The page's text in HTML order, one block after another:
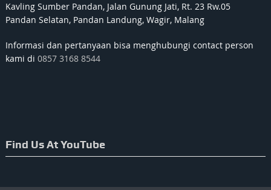
Kavling Sumber Pandan, Jalan Gunung Jati, Rt. 23 Rw.05
Pandan Selatan, Pandan Landung, Wagir, Malang
Informasi dan pertanyaan bisa menghubungi contact person
kami di 0857 3168 8544
Find Us At YouTube